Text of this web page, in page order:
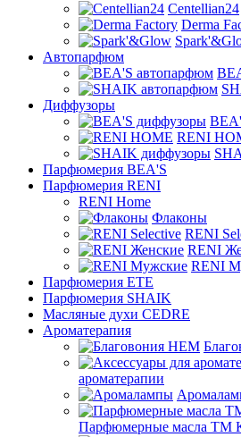
Centellian24
Derma
Автопарфюм
Диффузоры
RENI
Парфюмерия BEA'S
Парфюмерия RENI
RENI Home
Флаконы
RENI
RENI
RENI
Парфюмерия ETE
Парфюмерия SHAIK
Масляные духи CEDRE
Ароматерапия
ароматерапии
Парфюмерные масла ТМ